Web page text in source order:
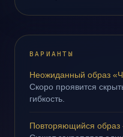
ВАРИАНТЫ
Неожиданный образ
Скоро проявится
гибкость.
Повторяющийся образ